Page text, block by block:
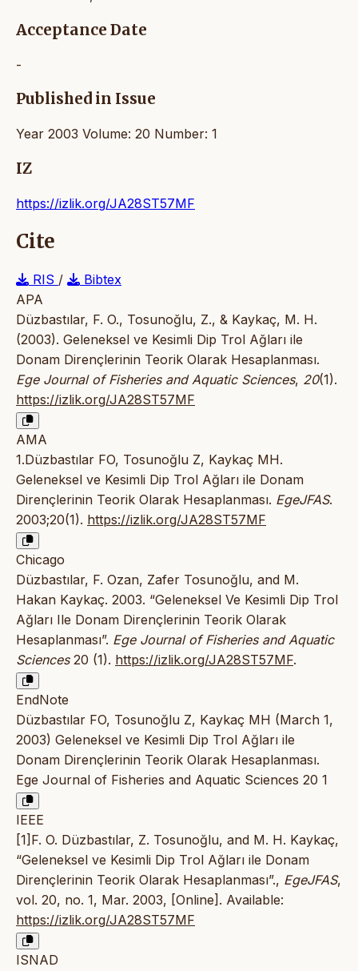
Acceptance Date
-
Published in Issue
Year 2003 Volume: 20 Number: 1
IZ
https://izlik.org/JA28ST57MF
Cite
RIS /
Bibtex
APA
Düzbastılar, F. O., Tosunoğlu, Z., & Kaykaç, M. H.
(2003). Geleneksel ve Kesimli Dip Trol Ağları ile
Donam Dirençlerinin Teorik Olarak Hesaplanması.
Ege Journal of Fisheries and Aquatic Sciences, 20(1).
https://izlik.org/JA28ST57MF
AMA
1.Düzbastılar FO, Tosunoğlu Z, Kaykaç MH.
Geleneksel ve Kesimli Dip Trol Ağları ile Donam
Dirençlerinin Teorik Olarak Hesaplanması. EgeJFAS.
2003;20(1). https://izlik.org/JA28ST57MF
Chicago
Düzbastılar, F. Ozan, Zafer Tosunoğlu, and M.
Hakan Kaykaç. 2003. “Geleneksel Ve Kesimli Dip Trol
Ağları Ile Donam Dirençlerinin Teorik Olarak
Hesaplanması”. Ege Journal of Fisheries and Aquatic
Sciences20 (1). https://izlik.org/JA28ST57MF.
EndNote
Düzbastılar FO, Tosunoğlu Z, Kaykaç MH (March 1,
2003) Geleneksel ve Kesimli Dip Trol Ağları ile
Donam Dirençlerinin Teorik Olarak Hesaplanması.
Ege Journal of Fisheries and Aquatic Sciences 20 1
IEEE
[1]F. O. Düzbastılar, Z. Tosunoğlu, and M. H. Kaykaç,
“Geleneksel ve Kesimli Dip Trol Ağları ile Donam
Dirençlerinin Teorik Olarak Hesaplanması”., EgeJFAS,
vol. 20, no. 1, Mar. 2003, [Online]. Available:
https://izlik.org/JA28ST57MF
ISNAD